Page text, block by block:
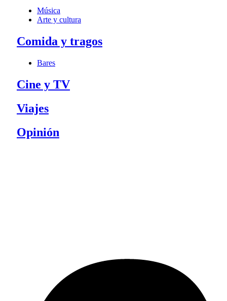
Música
Arte y cultura
Comida y tragos
Bares
Cine y TV
Viajes
Opinión